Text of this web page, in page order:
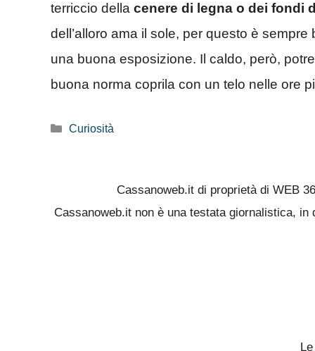
terriccio della cenere di legna o dei fondi
dell’alloro ama il sole, per questo è
una buona esposizione. Il caldo, però,
buona norma coprila con un telo nelle ore
Categorie
Curiosità
Cassanoweb.it di proprietà di WEB
Cassanoweb.it non è una testata giornalistica,